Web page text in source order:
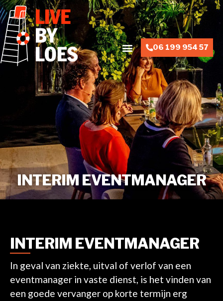
06 199 954 57
INTERIM EVENTMANAGER
INTERIM EVENTMANAGER
In geval van ziekte, uitval of verlof van een
eventmanager in vaste dienst, is het vinden van
een goede vervanger op korte termijn erg